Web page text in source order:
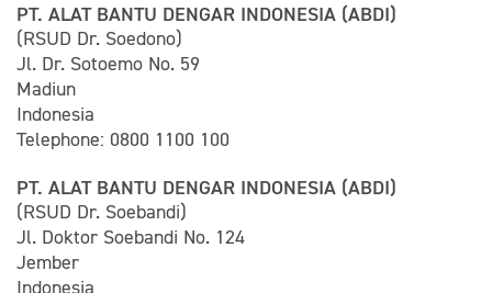
PT. ALAT BANTU DENGAR INDONESIA (ABDI)
(RSUD Dr. Soedono)
Jl. Dr. Sotoemo No. 59
Madiun
Indonesia
Telephone: 0800 1100 100
PT. ALAT BANTU DENGAR INDONESIA (ABDI)
(RSUD Dr. Soebandi)
Jl. Doktor Soebandi No. 124
Jember
Indonesia